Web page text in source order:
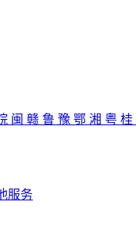
闽 赣 鲁 豫 鄂 湘 粤 桂
服务